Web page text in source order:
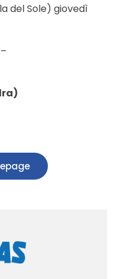
del Sole) giovedì
–